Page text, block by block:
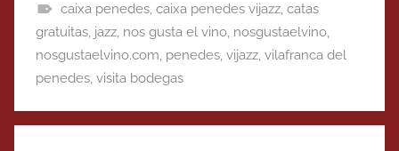
caixa penedes, caixa penedes vijazz, catas
gratuitas, jazz, nos gusta el vino, nosgustaelvino,
nosgustaelvino.com, penedes, vijazz, vilafranca del
penedes, visita bodegas